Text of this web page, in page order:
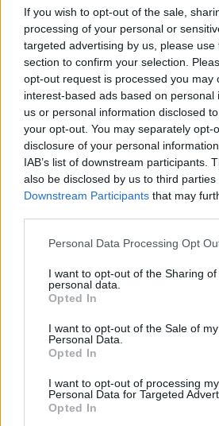
If you wish to opt-out of the sale,
processing of your personal or
targeted advertising by us, please
section to confirm your selection.
opt-out request is processed you may
interest-based ads based on personal
us or personal information disclosed
your opt-out. You may separately opt-
disclosure of your personal
IAB’s list of downstream participants.
also be disclosed by us to third parties
Downstream Participants that may
Please note that this website/app
not limited to your visit or usage
grant or deny consent to Google and
use your data for below specified
consent section.
Personal Data Processing Opt
I want to opt-out of the Sharing of
personal data.
Opted In
I want to opt-out of the Sale of my
Personal Data.
Opted In
I want to opt-out of processing my
Personal Data for Targeted
Opted In
Είναι μόνιμα
Ίσως έχεις παρατηρήσει ότι
μπορούν να καθίσουν ήσυχοι.
ταραγμένοι. Η ταραχή δεν είναι
νευρικότητα ή ακόμα και
Ωστόσο, η υπερβολική ταραχή
μια φυσική εκδήλωση
άγχους. Είναι σαν ένας τρόπος